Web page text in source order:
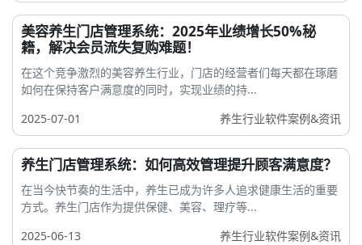
美容养生门店管理系统：2025年业绩增长50%秘
籍，解决会员流失复购难题！
在这个竞争激烈的美容养生行业，门店的经营者们每天都在琢磨
如何在保持客户满意度的同时，实现业绩的持...
2025-07-01
养生行业软件案例&资讯
养生门店管理系统：如何高效管理提升顾客满意度？
在当今快节奏的生活中，养生已成为许多人追求健康生活的重要
方式。养生门店作为提供保健、美容、理疗等...
2025-06-13
养生行业软件案例&资讯